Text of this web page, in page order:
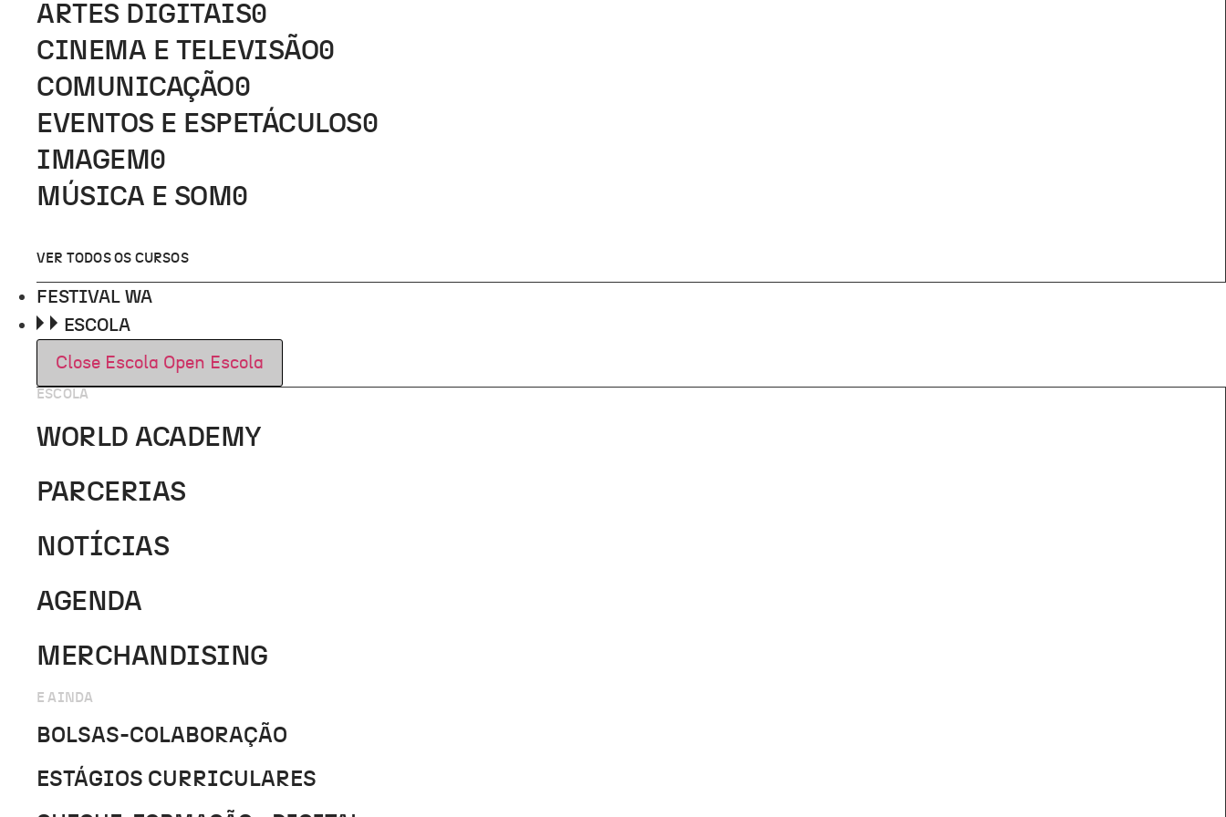
ARTES DIGITAIS0
CINEMA E TELEVISÃO0
COMUNICAÇÃO0
EVENTOS E ESPETÁCULOS0
IMAGEM 0
MÚSICA E SOM 0
VER TODOS OS CURSOS
FESTIVAL WA
ESCOLA
Close Escola Open Escola
ESCOLA
WORLD ACADEMY
PARCERIAS
NOTÍCIAS
AGENDA
MERCHANDISING
E AINDA
BOLSAS-COLABORAÇÃO
ESTÁGIOS CURRICULARES